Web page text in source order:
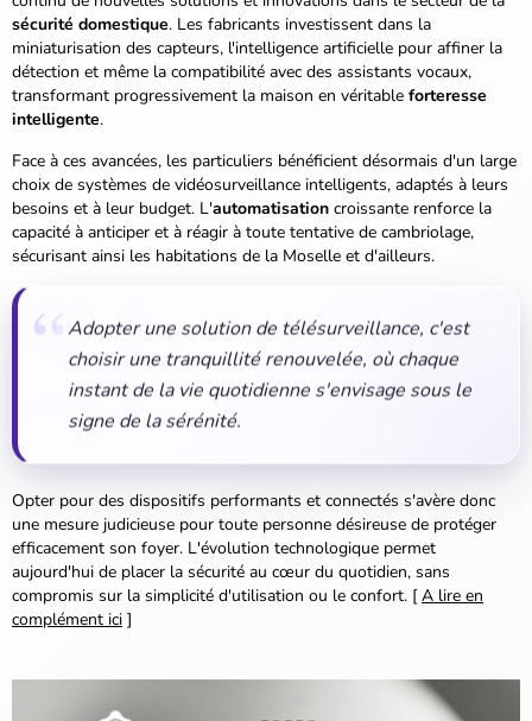
sécurité domestique. Les fabricants investissent dans la
miniaturisation des capteurs, l'intelligence artificielle pour affiner la
détection et même la compatibilité avec des assistants vocaux,
transformant progressivement la maison en véritable forteresse
intelligente.
Face à ces avancées, les particuliers bénéficient désormais d'un large
choix de systèmes de vidéosurveillance intelligents, adaptés à leurs
besoins et à leur budget. L'automatisation croissante renforce la
capacité à anticiper et à réagir à toute tentative de cambriolage,
sécurisant ainsi les habitations de la Moselle et d'ailleurs.
Adopter une solution de télésurveillance, c'est
choisir une tranquillité renouvelée, où chaque
instant de la vie quotidienne s'envisage sous le
signe de la sérénité.
Opter pour des dispositifs performants et connectés s'avère donc
une mesure judicieuse pour toute personne désireuse de protéger
efficacement son foyer. L'évolution technologique permet
aujourd'hui de placer la sécurité au cœur du quotidien, sans
compromis sur la simplicité d'utilisation ou le confort. [A lire en
complément ici ]